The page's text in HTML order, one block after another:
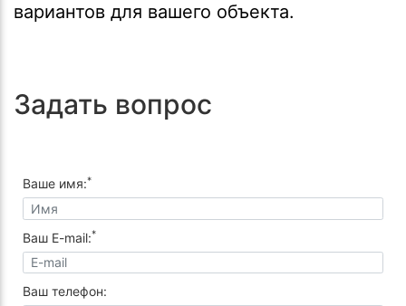
вариантов для вашего объекта.
Задать вопрос
Ваше имя:*
Ваш E-mail:*
Ваш телефон: